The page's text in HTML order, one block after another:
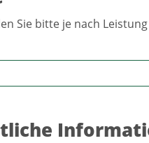
Sie bitte je nach